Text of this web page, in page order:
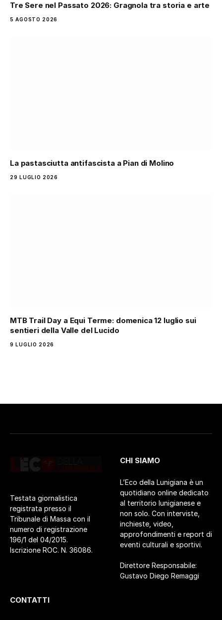
Tre Sere nel Passato 2026: Gragnola tra storia e arte
5 AGOSTO 2026
La pastasciutta antifascista a Pian di Molino
29 LUGLIO 2026
MTB Trail Day a Equi Terme: domenica 12 luglio sui
sentieri della Valle del Lucido
9 LUGLIO 2026
Testata giornalistica
registrata presso il
Tribunale di Massa con il
numero di registrazione
196/1 del 04/2015.
Iscrizione ROC. N. 36086.
CHI SIAMO
L’Eco della Lunigiana è un
quotidiano online dedicato
al territorio lunigianese e
non solo. Con interviste,
inchieste, video,
approfondimenti e report di
eventi culturali e sportivi.
Direttore Responsabile:
Gustavo Diego Remaggi
CONTATTI